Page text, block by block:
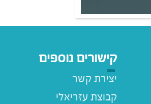
קישורים נוספים
יצירת קשר
קבוצת עזריאלי